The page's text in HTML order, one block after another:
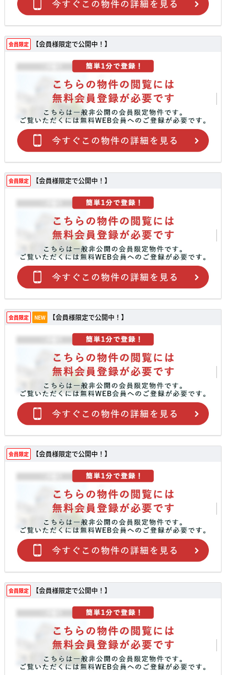
会員限定 【会員様限定で公開中！】
会員限定 【会員様限定で公開中！】
会員限定 NEW 【会員様限定で公開中！】
会員限定 【会員様限定で公開中！】
会員限定 【会員様限定で公開中！】